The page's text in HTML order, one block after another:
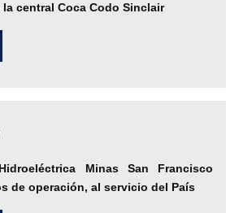
la central Coca Codo Sinclair
Minas San Francisco
de operación, al servicio del País